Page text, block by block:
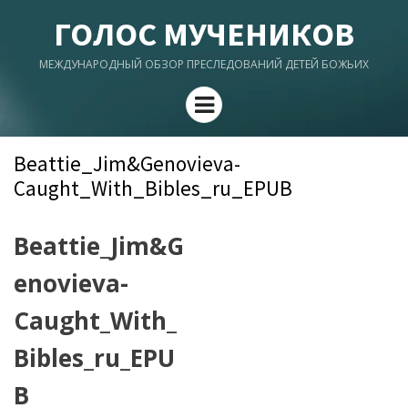
ГОЛОС МУЧЕНИКОВ
МЕЖДУНАРОДНЫЙ ОБЗОР ПРЕСЛЕДОВАНИЙ ДЕТЕЙ БОЖЬИХ
Menu
Beattie_Jim&Genovieva-
Caught_With_Bibles_ru_EPUB
Beattie_Jim&G
enovieva-
Caught_With_
Bibles_ru_EPU
B